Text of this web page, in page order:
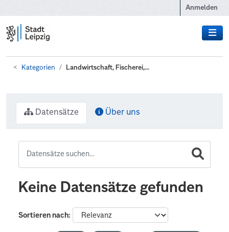
Anmelden
Kategorien Landwirtschaft, Fischerei,...
Datensätze Über uns
Keine Datensätze gefunden
Sortieren nach